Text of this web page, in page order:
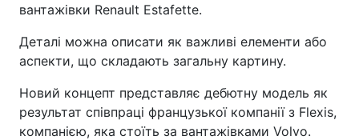
вантажівки Renault Estafette.
Деталі можна описати як важливі елементи або
аспекти, що складають загальну картину.
Новий концепт представляє дебютну модель як
результат співпраці французької компанії з Flexis,
компанією, яка стоїть за вантажівками Volvo.